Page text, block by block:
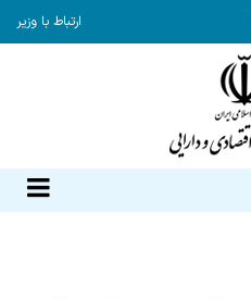
ارتباط با وزیر